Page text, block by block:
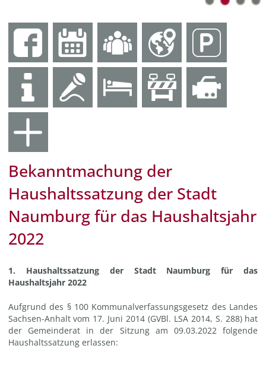
Bekanntmachung der
Haushaltssatzung der Stadt
Naumburg für das Haushaltsjahr
2022
1. Haushaltssatzung der Stadt Naumburg für das
Haushaltsjahr 2022
Aufgrund des § 100 Kommunalverfassungsgesetz des Landes
Sachsen-Anhalt vom 17. Juni 2014 (GVBl. LSA 2014, S. 288) hat
der Gemeinderat in der Sitzung am 09.03.2022 folgende
Haushaltssatzung erlassen: